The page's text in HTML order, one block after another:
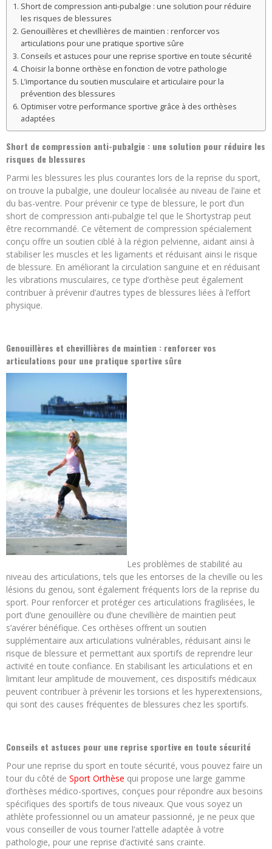
Short de compression anti-pubalgie : une solution pour réduire
les risques de blessures
Genouillères et chevillières de maintien : renforcer vos
articulations pour une pratique sportive sûre
Conseils et astuces pour une reprise sportive en toute sécurité
Choisir la bonne orthèse en fonction de votre pathologie
L’importance du soutien musculaire et articulaire pour la
prévention des blessures
Optimiser votre performance sportive grâce à des orthèses
adaptées
Short de compression anti-pubalgie : une solution pour réduire les
risques de blessures
Parmi les blessures les plus courantes lors de la reprise du sport,
on trouve la pubalgie, une douleur localisée au niveau de l’aine et
du bas-ventre. Pour prévenir ce type de blessure, le port d’un
short de compression anti-pubalgie tel que le Shortystrap peut
être recommandé. Ce vêtement de compression spécialement
conçu offre un soutien ciblé à la région pelvienne, aidant ainsi à
stabiliser les muscles et les ligaments et réduisant ainsi le risque
de blessure. En améliorant la circulation sanguine et en réduisant
les vibrations musculaires, ce type d’orthèse peut également
contribuer à prévenir d’autres types de blessures liées à l’effort
physique.
Genouillères et chevillières de maintien : renforcer vos
articulations pour une pratique sportive sûre
Les problèmes de stabilité au
niveau des articulations, tels que les entorses de la cheville ou les
lésions du genou, sont également fréquents lors de la reprise du
sport. Pour renforcer et protéger ces articulations fragilisées, le
port d’une genouillère ou d’une chevillière de maintien peut
s’avérer bénéfique. Ces orthèses offrent un soutien
supplémentaire aux articulations vulnérables, réduisant ainsi le
risque de blessure et permettant aux sportifs de reprendre leur
activité en toute confiance. En stabilisant les articulations et en
limitant leur amplitude de mouvement, ces dispositifs médicaux
peuvent contribuer à prévenir les torsions et les hyperextensions,
qui sont des causes fréquentes de blessures chez les sportifs.
Conseils et astuces pour une reprise sportive en toute sécurité
Pour une reprise du sport en toute sécurité, vous pouvez faire un
tour du côté de Sport Orthèse qui propose une large gamme
d’orthèses médico-sportives, conçues pour répondre aux besoins
spécifiques des sportifs de tous niveaux. Que vous soyez un
athlète professionnel ou un amateur passionné, je ne peux que
vous conseiller de vous tourner l’attelle adaptée à votre
pathologie, pour une reprise d’activité sans crainte.